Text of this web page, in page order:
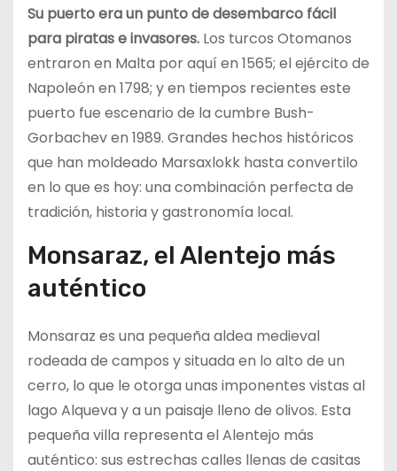
Su puerto era un punto de desembarco fácil
para piratas e invasores. Los turcos Otomanos
entraron en Malta por aquí en 1565; el ejército de
Napoleón en 1798; y en tiempos recientes este
puerto fue escenario de la cumbre Bush-
Gorbachev en 1989. Grandes hechos históricos
que han moldeado Marsaxlokk hasta convertilo
en lo que es hoy: una combinación perfecta de
tradición, historia y gastronomía local.
Monsaraz, el Alentejo más
auténtico
Monsaraz es una pequeña aldea medieval
rodeada de campos y situada en lo alto de un
cerro, lo que le otorga unas imponentes vistas al
lago Alqueva y a un paisaje lleno de olivos. Esta
pequeña villa representa el Alentejo más
auténtico: sus estrechas calles llenas de casitas